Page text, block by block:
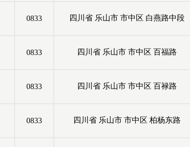
0833 四川省 乐山市 市中区 白燕路中段
0833 四川省 乐山市 市中区 百福路
0833 四川省 乐山市 市中区 百禄路
0833 四川省 乐山市 市中区 柏杨东路